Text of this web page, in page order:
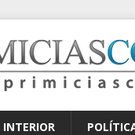
INTERIOR